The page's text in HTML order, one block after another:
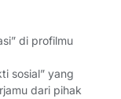
di profilmu
sosial” yang
dari pihak